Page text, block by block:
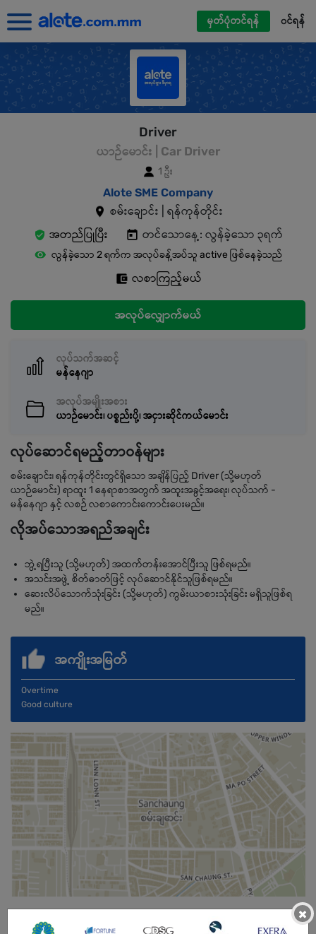
မှတ်ပုံတင်ရန် ၀င်ရန်
Driver
ယာဉ်မောင်း | Car Driver
1 ဦး
Alote SME Company
စမ်းချောင်း | ရန်ကုန်တိုင်း
အတည်ပြုပြီး
တင်သောနေ့: လွန်ခဲ့သော ၃ရက်
လွန်ခဲ့သော 2 ရက်က အလုပ်ခန့်အပ်သူ active ဖြစ်နေခဲ့သည်
လစာကြည့်မယ်
အလုပ်လျှောက်မယ်
လုပ်သက်အဆင့်
မန်နေဂျာ
အလုပ်အမျိုးအစား
ယာဉ်မောင်း၊ ပစ္စည်းပို့၊ အငှားဆိုင်ကယ်မောင်း
လုပ်ဆောင်ရမည့်တာဝန်များ
စမ်းချောင်း၊ ရန်ကုန်တိုင်းတွင်ရှိသော အချိန်ပြည့် Driver (သို့မဟုတ်
ယာဉ်မောင်း) ရာထူး 1 နေရာစာအတွက် အထူးအခွင့်အရေး၊ လုပ်သက် -
မန်နေဂျာ နှင့် လစဉ် လစာကောင်းကောင်းပေးမည်။
လိုအပ်သောအရည်အချင်း
ဘွဲ့ရပြီးသူ (သို့မဟုတ်) အထက်တန်းအောင်ပြီးသူ ဖြစ်ရမည်။
အသင်းအဖွဲ့ စိတ်ဓာတ်ဖြင့် လုပ်ဆောင်နိုင်သူဖြစ်ရမည်။
ဆေးလိပ်သောက်သုံးခြင်း (သို့မဟုတ်) ကွမ်းယာစားသုံးခြင်း မရှိသူဖြစ်ရ
မည်။
အကျိုးအမြတ်
Overtime
Good culture
အခွင့်အရေးရှိသူ : ကျား/မ
×